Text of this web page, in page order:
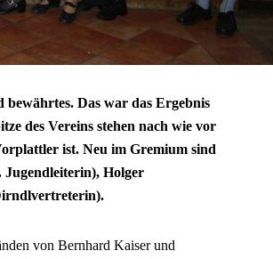
bewährtes. Das war das Ergebnis
des Vereins stehen nach wie vor
ist. Neu im Gremium sind
Holger
von Bernhard Kaiser und